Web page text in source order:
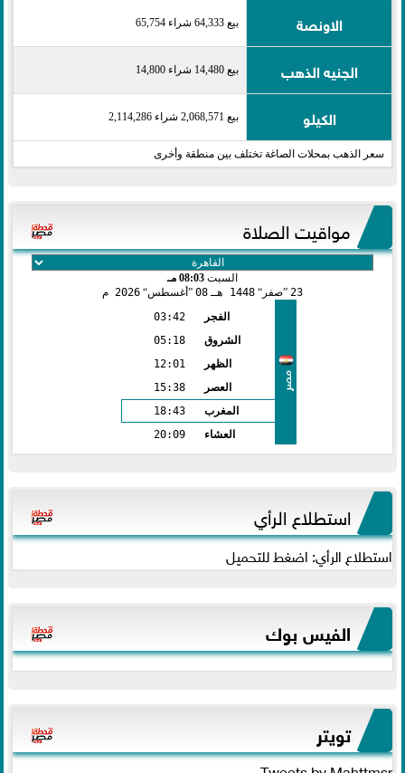
الاونصة بيع 64,333 شراء 65,754
الجنيه الذهب بيع 14,480 شراء 14,800
الكيلو بيع 2,068,571 شراء 2,114,286
سعر الذهب بمحلات الصاغة تختلف بين منطقة وأخرى
مواقيت الصلاة
السبت 08:03 مـ
23 صفر 1448 هـ 08 أغسطس 2026 م
مصر
الفجر
03:42
الشروق
05:18
الظهر
12:01
العصر
15:38
المغرب
18:43
العشاء
20:09
استطلاع الرأي
استطلاع الرأي: اضغط للتحميل
الفيس بوك
تويتر